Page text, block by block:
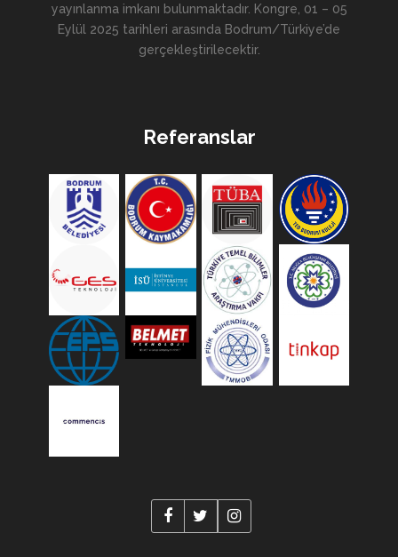
yayınlanma imkanı bulunmaktadır. Kongre, 01 – 05
Eylül 2025 tarihleri arasında Bodrum/Türkiye’de
gerçekleştirilecektir.
Referanslar